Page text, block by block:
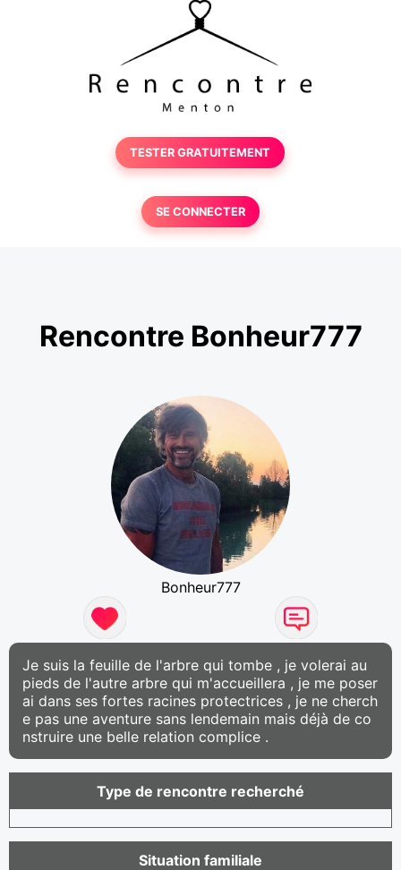
TESTER GRATUITEMENT
SE CONNECTER
Rencontre Bonheur777
Bonheur777
Je suis la feuille de l'arbre qui tombe , je volerai au
pieds de l'autre arbre qui m'accueillera , je me poser
ai dans ses fortes racines protectrices , je ne cherch
e pas une aventure sans lendemain mais déjà de co
nstruire une belle relation complice .
Type de rencontre recherché
Situation familiale